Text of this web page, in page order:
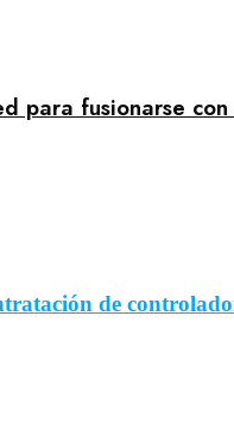
para fusionarse
de